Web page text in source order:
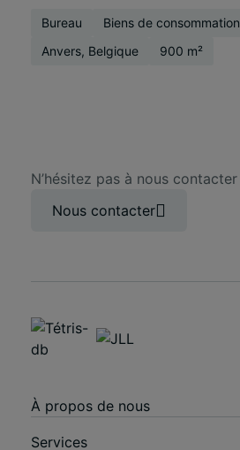
Bureau
Biens de consommation
Anvers, Belgique
900 m²
N’hésitez pas à nous contacter
Nous contacter
À propos de nous
Services